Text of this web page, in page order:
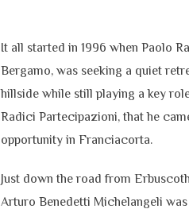
It all started in 1996 when Paolo
Bergamo, was seeking a quiet
hillside while still playing a key
Radici Partecipazioni, that he
opportunity in Franciacorta.
Just down the road from
Arturo Benedetti Michelangeli